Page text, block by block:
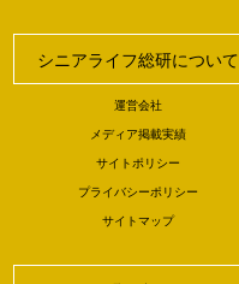
シニアライフ総研について
運営会社
メディア掲載実績
サイトポリシー
プライバシーポリシー
サイトマップ